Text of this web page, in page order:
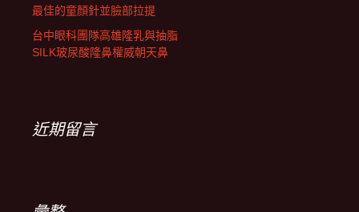
最佳的童顏針並臉部拉提
台中眼科團隊高雄隆乳與抽脂
SILK玻尿酸隆鼻權威朝天鼻
近期留言